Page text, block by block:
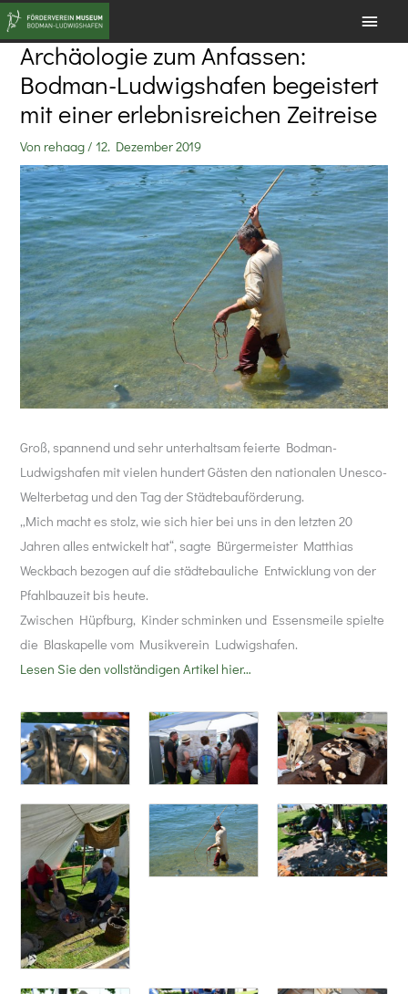
Zum
Inhalt
springen
Archäologie zum Anfassen:
Bodman-Ludwigshafen begeistert
mit einer erlebnisreichen Zeitreise
Von rehaag /12. Dezember 2019
Groß, spannend und sehr unterhaltsam feierte Bodman-
Ludwigshafen mit vielen hundert Gästen den nationalen Unesco-
Welterbetag und den Tag der Städtebauförderung.
„Mich macht es stolz, wie sich hier bei uns in den letzten 20
Jahren alles entwickelt hat“, sagte Bürgermeister Matthias
Weckbach bezogen auf die städtebauliche Entwicklung von der
Pfahlbauzeit bis heute.
Zwischen Hüpfburg, Kinder schminken und Essensmeile spielte
die Blaskapelle vom Musikverein Ludwigshafen.
Lesen Sie den vollständigen Artikel hier…